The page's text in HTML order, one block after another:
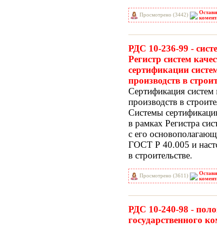
Просмотрено (3442)
РДС 10-236-99 -
Регистр систем
сертификации
производств в
Сертификация систем
производств в
Системы
в рамках Регистра
с его
ГОСТ Р 40.005 и
в строительстве.
Просмотрено (3611)
РДС 10-240-98 -
государственного